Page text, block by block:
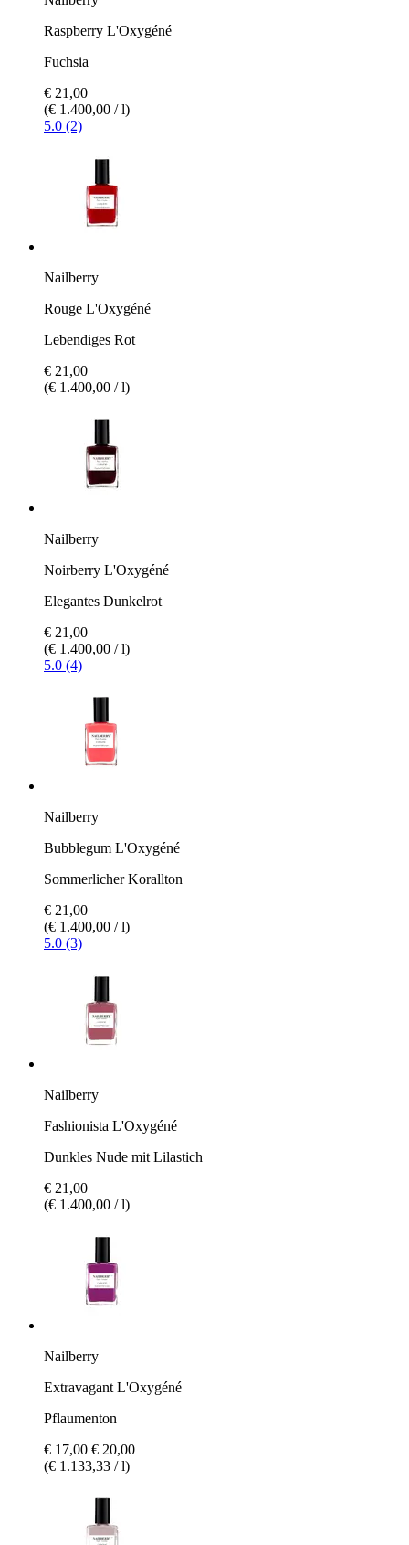
Raspberry L'Oxygéné
Fuchsia
€ 21,00
(€ 1.400,00 / l)
5.0 (2)
Nailberry
Rouge L'Oxygéné
Lebendiges Rot
€ 21,00
(€ 1.400,00 / l)
Nailberry
Noirberry L'Oxygéné
Elegantes Dunkelrot
€ 21,00
(€ 1.400,00 / l)
5.0 (4)
Nailberry
Bubblegum L'Oxygéné
Sommerlicher Korallton
€ 21,00
(€ 1.400,00 / l)
5.0 (3)
Nailberry
Fashionista L'Oxygéné
Dunkles Nude mit Lilastich
€ 21,00
(€ 1.400,00 / l)
Nailberry
Extravagant L'Oxygéné
Pflaumenton
€ 17,00 € 20,00
(€ 1.133,33 / l)